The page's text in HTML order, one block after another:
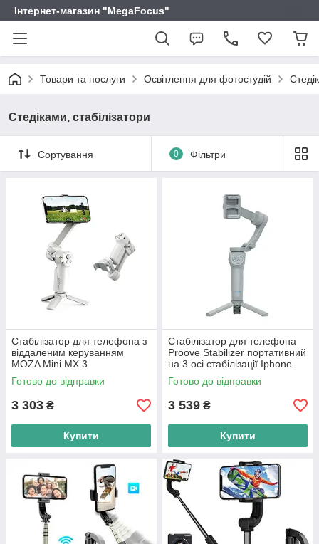
Інтернет-магазин "MegaFocus"
Товари та послуги Освітлення для фотостудій
Стедіками, стабілізатори
Сортування 0 Фільтри
Стабілізатор для телефона з
віддаленим керуванням
MOZA Mini MX 3
Готово до відправки
3 303 ₴
Купити
Стабілізатор для телефона
Proove Stabilizer портативний
на 3 осі стабілізації Iphone
Android
Готово до відправки
3 539 ₴
Купити